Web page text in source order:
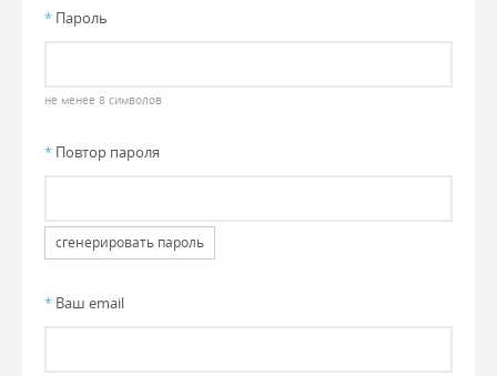
* Пароль
не менее 8 символов
* Повтор пароля
сгенерировать пароль
* Ваш email